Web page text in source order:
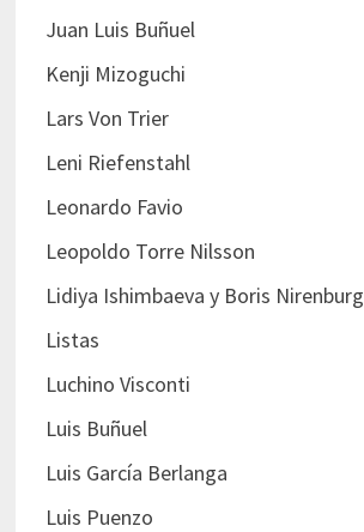
Juan Luis Buñuel
Kenji Mizoguchi
Lars Von Trier
Leni Riefenstahl
Leonardo Favio
Leopoldo Torre Nilsson
Lidiya Ishimbaeva y Boris Nirenburg
Listas
Luchino Visconti
Luis Buñuel
Luis García Berlanga
Luis Puenzo